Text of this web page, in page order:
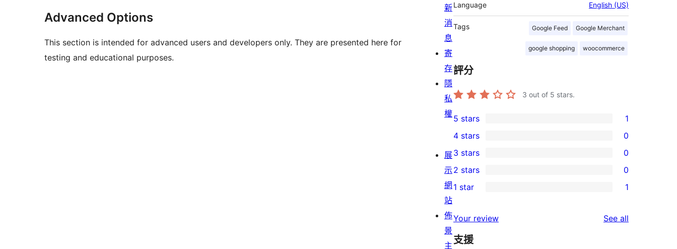
Advanced Options
This section is intended for advanced users and developers only. They are presented here for
testing and educational purposes.
Language English (US)
Tags Google Feed Google Merchant
google shopping woocommerce
評分
3 out of 5 stars.
1
5-
star
review
5 stars 1
4-
star
reviews
4 stars 0
0
3-
star
3 stars 0
2-
reviews
2 stars 0
star
review
1 star 1
Your review See all
支援
新
消
息
寄
存
隱
私
權
展
示
網
站
佈
景
主